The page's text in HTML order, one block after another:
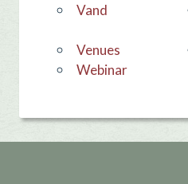
Vand
venues
webinar